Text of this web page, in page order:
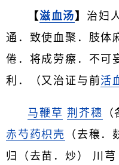
【滋血汤 】 治妇
通．致使血聚．肢体
倦．将成劳瘵．不可
利．（又治证与前活
马鞭草 荆芥穗
赤芍药枳壳
（去穣
归（去苗．炒） 川芎